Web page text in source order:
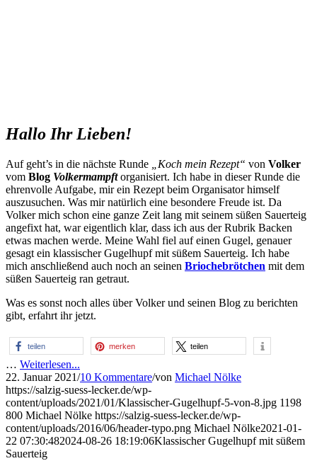
Hallo Ihr Lieben!
Auf geht’s in die nächste Runde „Koch mein Rezept“ von Volker
vom Blog Volkermampftorganisiert. Ich habe in dieser Runde die
ehrenvolle Aufgabe, mir ein Rezept beim Organisator himself
auszusuchen. Was mir natürlich eine besondere Freude ist. Da
Volker mich schon eine ganze Zeit lang mit seinem süßen Sauerteig
angefixt hat, war eigentlich klar, dass ich aus der Rubrik Backen
etwas machen werde. Meine Wahl fiel auf einen Gugel, genauer
gesagt ein klassischer Gugelhupf mit süßem Sauerteig. Ich habe
mich anschließend auch noch an seinen Briochebrötchen mit dem
süßen Sauerteig ran getraut.
Was es sonst noch alles über Volker und seinen Blog zu berichten
gibt, erfahrt ihr jetzt.
teilen merken teilen
… Weiterlesen...
22. Januar 2021/10 Kommentare/von Michael Nölke
https://salzig-suess-lecker.de/wp-
content/uploads/2021/01/Klassischer-Gugelhupf-5-von-8.jpg 1198
800 Michael Nölke https://salzig-suess-lecker.de/wp-
content/uploads/2016/06/header-typo.png Michael Nölke2021-01-
22 07:30:482024-08-26 18:19:06Klassischer Gugelhupf mit süßem
Sauerteig